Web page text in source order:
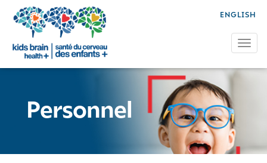
ENGLISH
Personnel